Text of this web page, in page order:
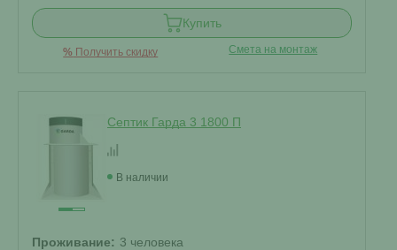
Купить
% Получить скидку Смета на монтаж
Септик Гарда 3 1800 П
В наличии
Проживание: 3 человека